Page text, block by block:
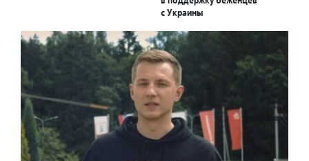
с Украины